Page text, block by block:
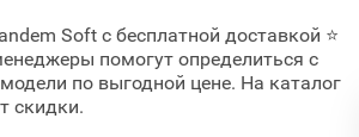
Soft с бесплатной доставкой ⭐
помогут определиться с
по выгодной цене. На каталог
скидки.